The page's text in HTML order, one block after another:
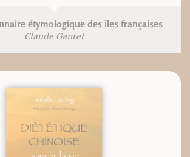
étymologique des îles françaises
Claude Gantet